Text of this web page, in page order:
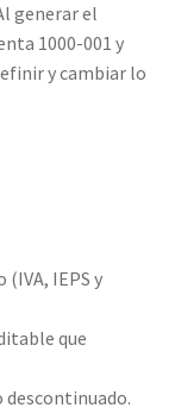
generar el
1000-001 y
y cambiar lo
IEPS y
que
descontinuado.